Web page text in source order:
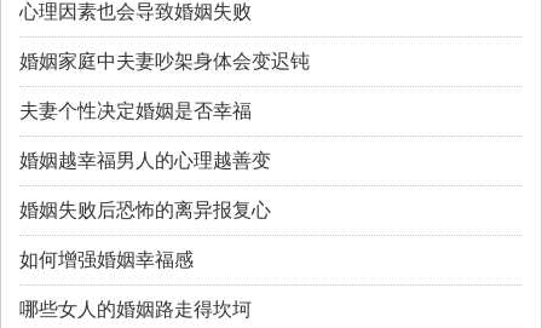
心理因素也会导致婚姻失败
婚姻家庭中夫妻吵架身体会变迟钝
夫妻个性决定婚姻是否幸福
婚姻越幸福男人的心理越善变
婚姻失败后恐怖的离异报复心
如何增强婚姻幸福感
哪些女人的婚姻路走得坎坷